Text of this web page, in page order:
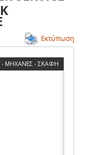
Εκτύπωση
- ΜΗΧΑΝΕΣ - ΣΚΑΦΗ